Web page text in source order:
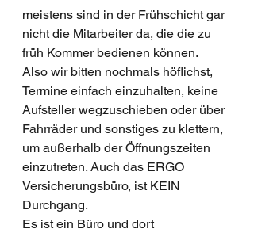
meistens sind in der Frühschicht gar
nicht die Mitarbeiter da, die die zu
früh Kommer bedienen können.
Also wir bitten nochmals höflichst,
Termine einfach einzuhalten, keine
Aufsteller wegzuschieben oder über
Fahrräder und sonstiges zu klettern,
um außerhalb der Öffnungszeiten
einzutreten. Auch das ERGO
Versicherungsbüro, ist KEIN
Durchgang.
Es ist ein Büro und dort